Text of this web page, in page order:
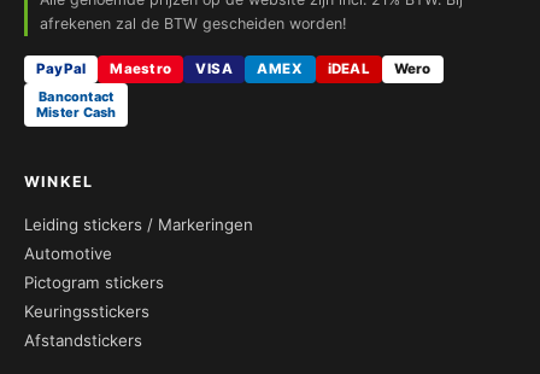
afrekenen zal de BTW gescheiden worden!
PayPal Maestro VISA AMEX iDEAL
Wero
Bancontact
Mister Cash
WINKEL
Leiding stickers / Markeringen
Automotive
Pictogram stickers
Keuringsstickers
Afstandstickers